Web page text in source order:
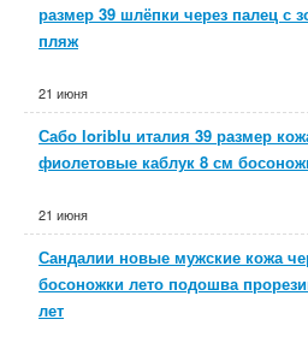
размер 39 шлёпки через палец с
пляж
21 июня
Сабо loriblu италия 39 размер
фиолетовые каблук 8 см
21 июня
Сандалии новые мужские кожа
босоножки лето подошва
лет